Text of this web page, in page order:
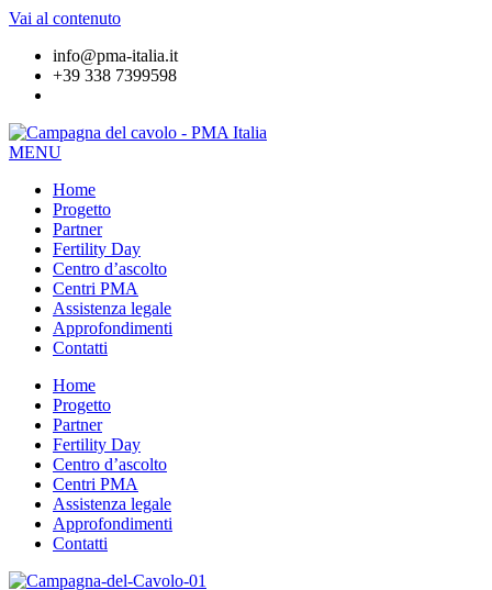
Vai al contenuto
info@pma-italia.it
+39 338 7399598
MENU
Home
Progetto
Partner
Fertility Day
Centro d’ascolto
Centri PMA
Assistenza legale
Approfondimenti
Contatti
Home
Progetto
Partner
Fertility Day
Centro d’ascolto
Centri PMA
Assistenza legale
Approfondimenti
Contatti